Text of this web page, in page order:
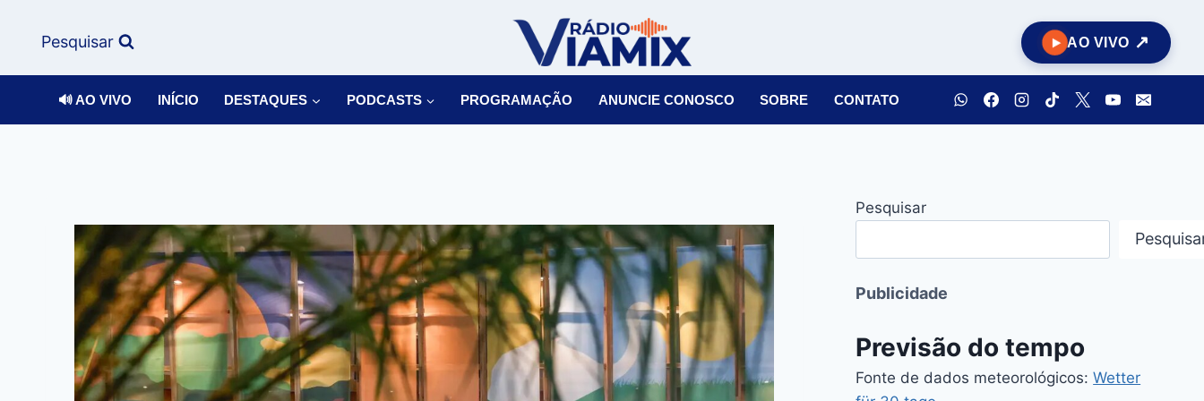
Pesquisar AO VIVO
🔊 AO VIVO INÍCIO DESTAQUES PODCASTS PROGRAMAÇÃO ANUNCIE CONOSCO SOBRE CONTATO
Pesquisar
Publicidade
Previsão do tempo
Fonte de dados meteorológicos:Wetter